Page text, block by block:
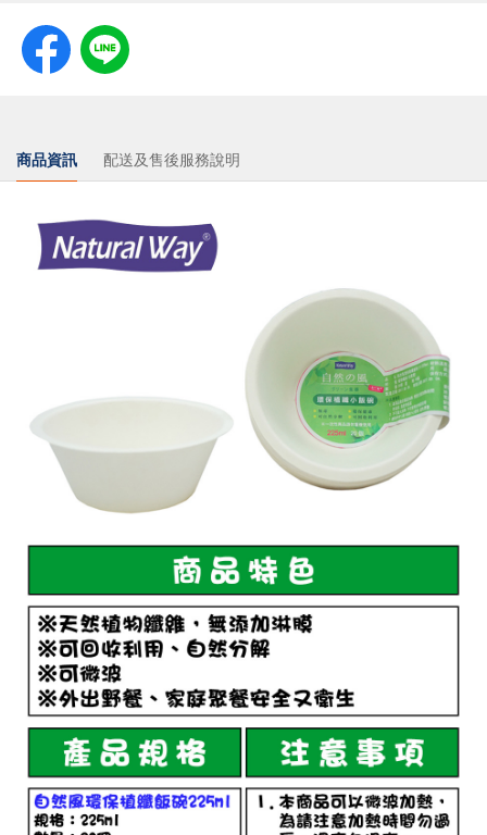
商品資訊 配送及售後服務說明